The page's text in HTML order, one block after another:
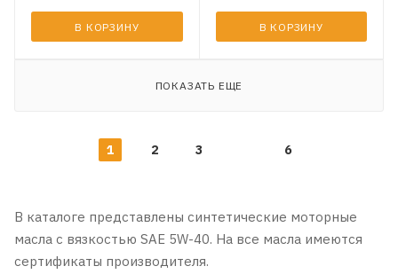
В КОРЗИНУ В КОРЗИНУ
ПОКАЗАТЬ ЕЩЕ
1 2 3 6
В каталоге представлены синтетические моторные
масла с вязкостью SAE 5W-40. На все масла имеются
сертификаты производителя.